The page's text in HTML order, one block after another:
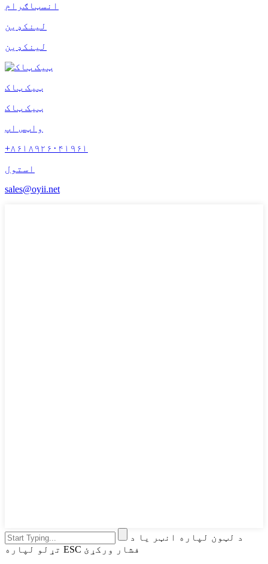
انسټاګرام
لینکډین
لینکډین
ټیک ټاک
ټیک ټاک
واټس اپ
+۸۶۱۸۹۲۶۰۴۱۹۶۱
استول
sales@oyii.net
د لټون لپاره انټر یا د
تړلو لپاره ESC فشار ورکړئ